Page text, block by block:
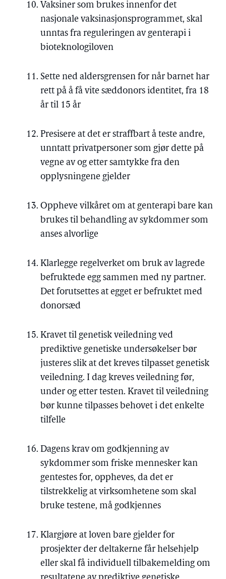
Vaksiner som brukes innenfor det
nasjonale vaksinasjonsprogrammet, skal
unntas fra reguleringen av genterapi i
bioteknologiloven
Sette ned aldersgrensen for når barnet har
rett på å få vite sæddonors identitet, fra 18
år til 15 år
Presisere at det er straffbart å teste andre,
unntatt privatpersoner som gjør dette på
vegne av og etter samtykke fra den
opplysningene gjelder
Oppheve vilkåret om at genterapi bare kan
brukes til behandling av sykdommer som
anses alvorlige
Klarlegge regelverket om bruk av lagrede
befruktede egg sammen med ny partner.
Det forutsettes at egget er befruktet med
donorsæd
Kravet til genetisk veiledning ved
prediktive genetiske undersøkelser bør
justeres slik at det kreves tilpasset genetisk
veiledning. I dag kreves veiledning før,
under og etter testen. Kravet til veiledning
bør kunne tilpasses behovet i det enkelte
tilfelle
Dagens krav om godkjenning av
sykdommer som friske mennesker kan
gentestes for, oppheves, da det er
tilstrekkelig at virksomhetene som skal
bruke testene, må godkjennes
Klargjøre at loven bare gjelder for
prosjekter der deltakerne får helsehjelp
eller skal få individuell tilbakemelding om